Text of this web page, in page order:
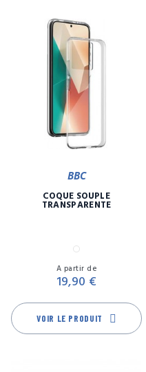
BBC
COQUE SOUPLE
TRANSPARENTE
Transparent
A partir de
19,90 €
VOIR LE PRODUIT